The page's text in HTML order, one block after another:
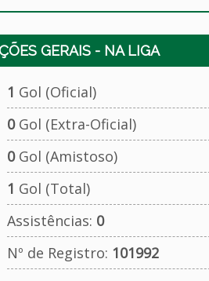
GERAIS - NA LIGA
1 Gol (Oficial)
0Gol (Extra-Oficial)
0Gol (Amistoso)
1 Gol (Total)
Assistências: 0
Nº de Registro: 101992